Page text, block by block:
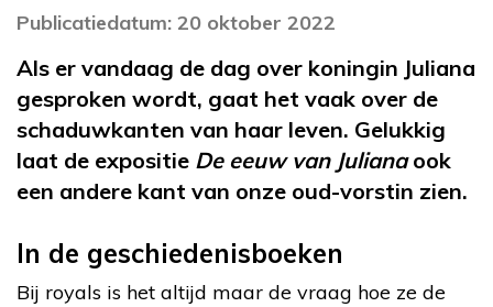
Publicatiedatum: 20 oktober 2022
Als er vandaag de dag over koningin Juliana
gesproken wordt, gaat het vaak over de
schaduwkanten van haar leven. Gelukkig
laat de expositie De eeuw van Julianaook
een andere kant van onze oud-vorstin zien.
In de geschiedenisboeken
Bij royals is het altijd maar de vraag hoe ze de